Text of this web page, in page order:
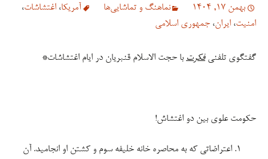
بهمن 17, 1404 نماهنگ و تماشایی‌ها آمریکا، اغتشاشات،
امنیت، ایران، جمهوری اسلامی
گفتگوی تلفنیفکرت با حجت الاسلام قنبریان در ایام اغتشاشات*
حکومت علوی بین دو اغتشاش!
اعتراضاتی که به محاصره خانه خلیفه سوم و کشتن او انجامید. آن